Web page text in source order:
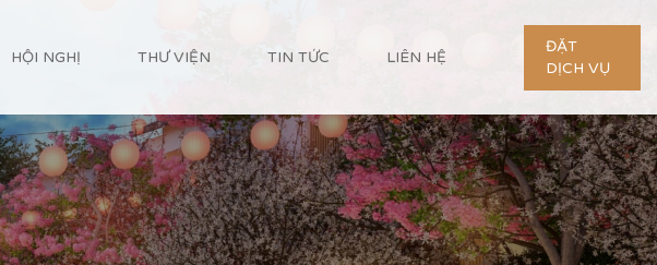
HỘI NGHỊ THƯ VIỆN TIN TỨC LIÊN HỆ
ĐẶT
DỊCH VỤ